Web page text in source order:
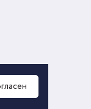
данных